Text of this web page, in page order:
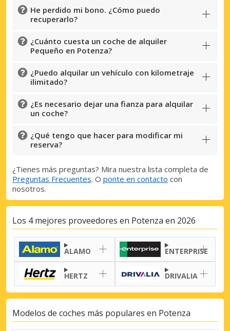
He perdido mi bono. ¿Cómo puedo
recuperarlo?
¿Cuánto cuesta un coche de alquiler
Pequeño en Potenza?
¿Puedo alquilar un vehículo con kilometraje
ilimitado?
¿Es necesario dejar una fianza para alquilar
un coche?
¿Qué tengo que hacer para modificar mi
reserva?
¿Tienes más preguntas? Mira nuestra lista completa de
Preguntas Frecuentes. O ponte en contacto con
nosotros.
Los 4 mejores proveedores en Potenza en 2026
ALAMO ENTERPRISE
HERTZ DRIVALIA
Modelos de coches más populares en Potenza